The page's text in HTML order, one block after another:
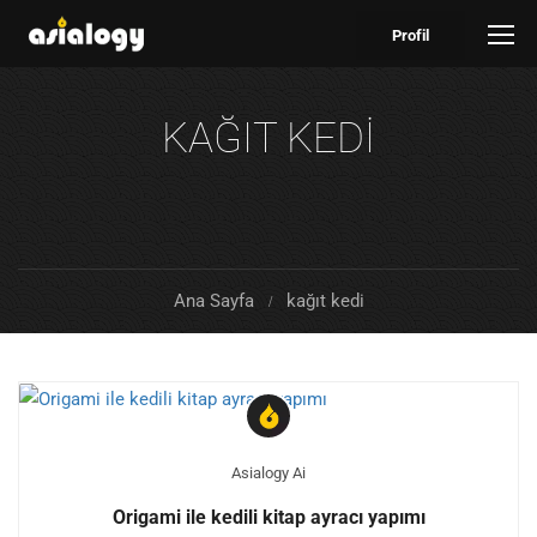
Profil
KAĞIT KEDI
Ana Sayfa kağıt kedi
Asialogy Ai
Origami ile kedili kitap ayracı yapımı